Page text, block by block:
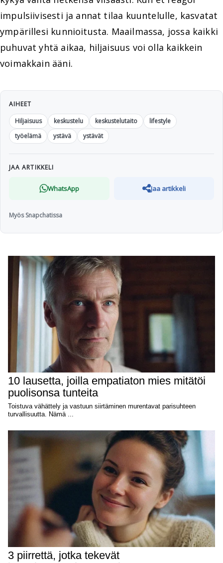
impulsiivisesti ja annat tilaa kuuntelulle, kasvatat
ympärillesi kunnioitusta. Maailmassa, jossa kaikki
puhuvat yhtä aikaa, hiljaisuus voi olla kaikkein
voimakkain ääni.
AIHEET
Hiljaisuus
keskustelu keskustelutaito
lifestyle
työelämä
ystävä ystävät
JAA ARTIKKELI
WhatsApp Jaa artikkeli
Myös Snapchatissa